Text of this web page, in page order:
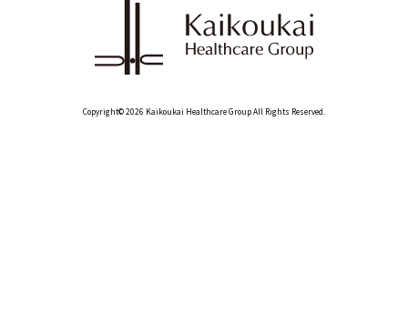
Copyright© 2026 Kaikoukai Healthcare Group All Rights Reserved.